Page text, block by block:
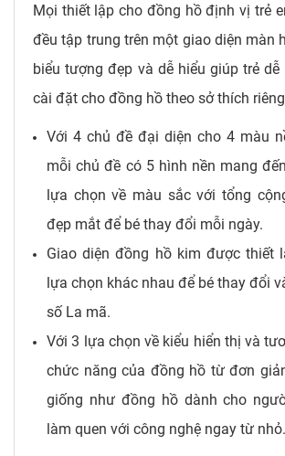
Mọi thiết lập cho đồng hồ định vị trẻ
đều tập trung trên một giao diện màn
biểu tượng đẹp và dễ hiểu giúp trẻ
cài đặt cho đồng hồ theo sở thích
Với 4 chủ đề đại diện cho 4 màu
mỗi chủ đề có 5 hình nền mang
lựa chọn về màu sắc với tổng
đẹp mắt để bé thay đổi mỗi ngày.
Giao diện đồng hồ kim được thiết
lựa chọn khác nhau để bé thay đổi
số La mã.
Với 3 lựa chọn về kiểu hiển thị và
chức năng của đồng hồ từ đơn
giống như đồng hồ dành cho
làm quen với công nghệ ngay từ nhỏ.